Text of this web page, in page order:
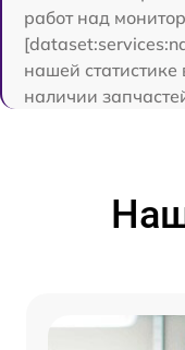
работ над
нашей
наличии